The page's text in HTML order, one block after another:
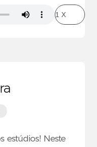
estúdios! Neste